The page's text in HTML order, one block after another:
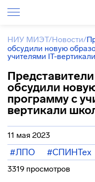
НИУ МИЭТ/Новости/
обсудили новую
учителями IT-
обсудили
программу с
вертикали
11 мая 2023
#ЛПО #СПИНТех
3319 просмотров